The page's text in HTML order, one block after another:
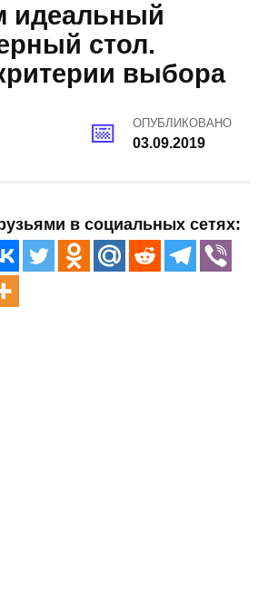
идеальный
стол.
выбора
ОПУБЛИКОВАНО
03.09.2019
в социальных сетях: